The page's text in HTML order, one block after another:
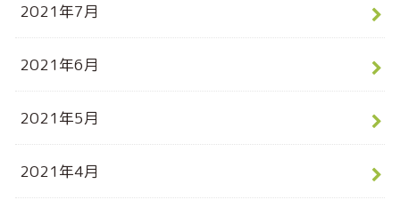
2021年7月
2021年6月
2021年5月
2021年4月